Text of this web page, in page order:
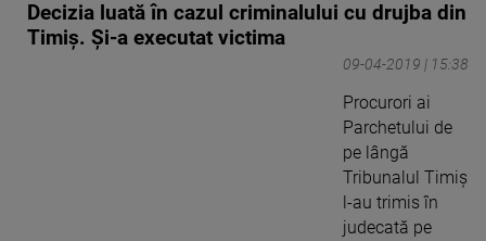
Decizia luată în cazul criminalului cu drujba din
Timiș. Și-a executat victima
09-04-2019 | 15:38
Procurori ai
Parchetului de
pe lângă
Tribunalul Timiş
l-au trimis în
judecată pe